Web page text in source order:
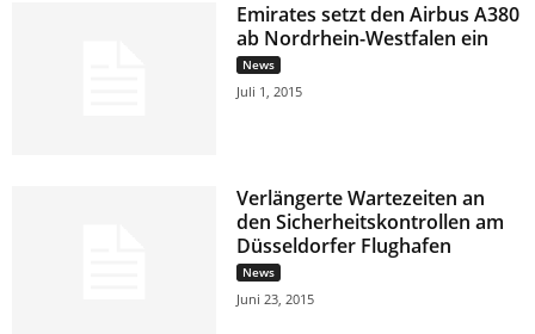
Emirates setzt den Airbus A380
ab Nordrhein-Westfalen ein
News
Juli 1, 2015
Verlängerte Wartezeiten an
den Sicherheitskontrollen am
Düsseldorfer Flughafen
News
Juni 23, 2015